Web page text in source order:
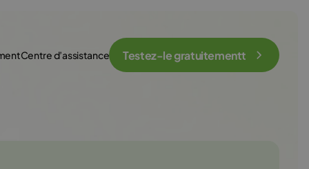
Centre d’assistance Testez-le gratuitementt